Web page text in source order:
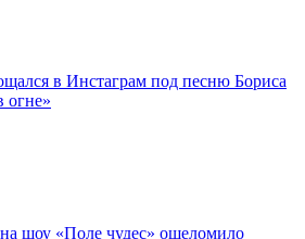
в Инстаграм под песню Бориса
огне»
шоу «Поле чудес» ошеломило